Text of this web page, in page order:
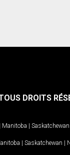
DROITS
Manitoba | Saskatchewan
| Saskatchewan |